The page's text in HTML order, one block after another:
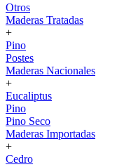
Otros
Maderas Tratadas
+
Pino
Postes
Maderas Nacionales
+
Eucaliptus
Pino
Pino Seco
Maderas Importadas
+
Cedro